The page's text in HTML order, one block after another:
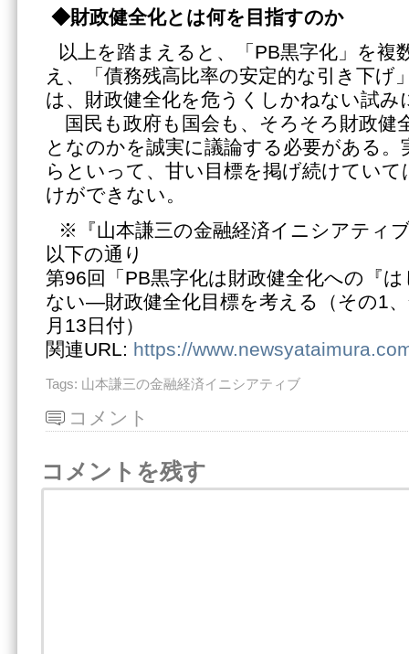
◆財政健全化とは何を目指すのか
以上を踏まえると、「PB黒字化」を複
え、「債務残高比率の安定的な引き下げ
は、財政健全化を危うくしかねない試み
国民も政府も国会も、そろそろ財政健
となのかを誠実に議論する必要がある。
らといって、甘い目標を掲げ続けていて
けができない。
※『山本謙三の金融経済イニシアティ
以下の通り
第96回「PB黒字化は財政健全化への『
ない―財政健全化目標を考える（その1
月13日付）
関連URL: https://
Tags: 山本謙三の金融経済イニシアティブ
コメント
コメントを残す